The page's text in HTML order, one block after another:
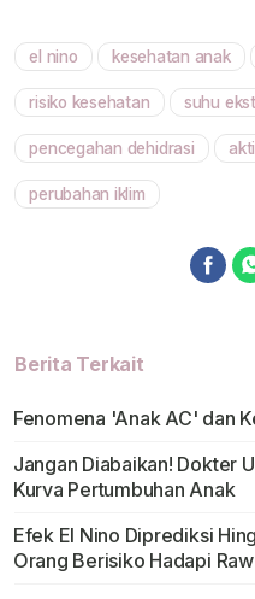
el nino kesehatan anak
risiko kesehatan suhu
pencegahan dehidrasi
perubahan iklim
Berita Terkait
Fenomena 'Anak AC' dan
Jangan Diabaikan! Dokter
Kurva Pertumbuhan Anak
Efek El Nino Diprediksi
Orang Berisiko Hadapi